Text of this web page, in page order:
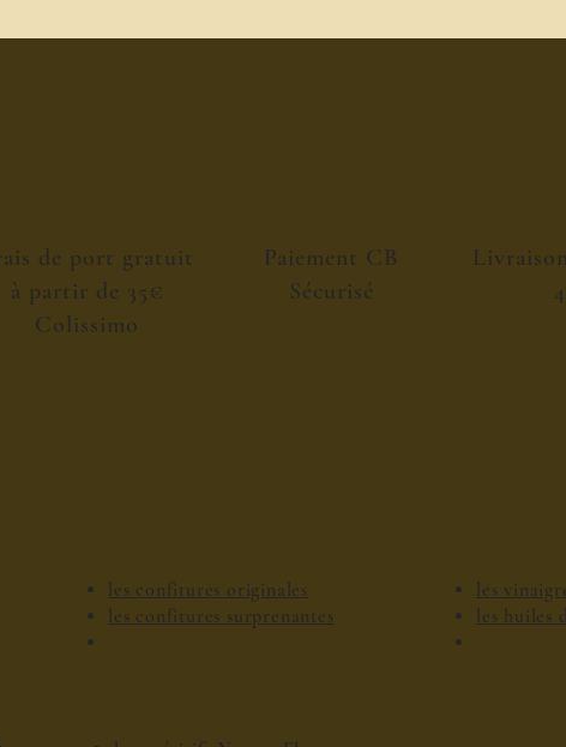
de port gratuit
à partir de 35€
Colissimo
Paiement CB
Sécurisé
les confitures originales
les confitures surprenantes
les
les huiles